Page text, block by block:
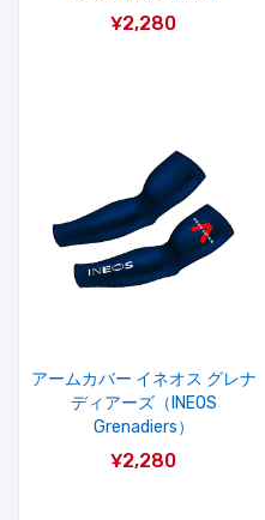
¥2,280
アームカバー イネオス グレナ
ディアーズ（INEOS
Grenadiers）
¥2,280